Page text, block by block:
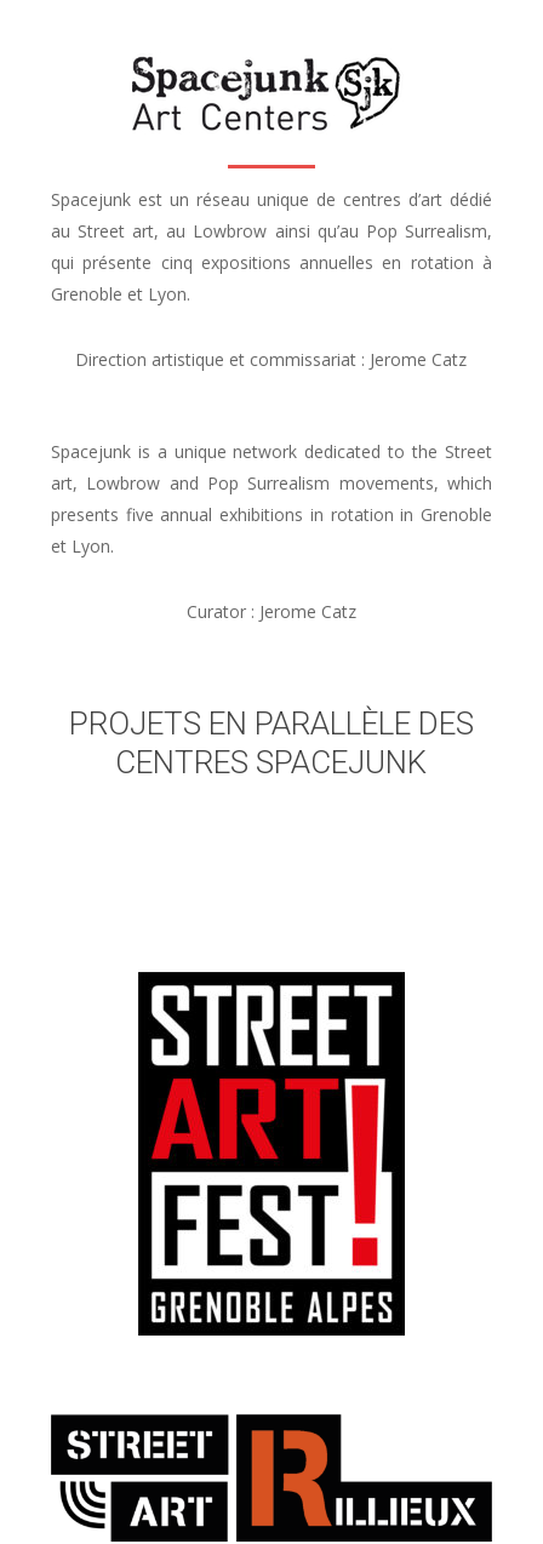
Spacejunk est un réseau unique de centres d’art dédié
au Street art, au Lowbrow ainsi qu’au Pop Surrealism,
qui présente cinq expositions annuelles en rotation à
Grenoble et Lyon.
Direction artistique et commissariat : Jerome Catz
Spacejunk is a unique network dedicated to the Street
art, Lowbrow and Pop Surrealism movements, which
presents five annual exhibitions in rotation in Grenoble
et Lyon.
Curator : Jerome Catz
PROJETS EN PARALLÈLE DES
CENTRES SPACEJUNK